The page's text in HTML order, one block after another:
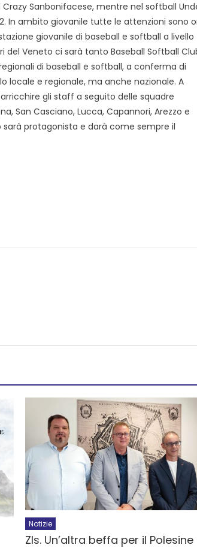
Sanbonifacese, mentre nel softball
In ambito giovanile tutte le attenzioni sono
giovanile di baseball e softball a livello
del Veneto ci sarà tanto Baseball Softball
di baseball e softball, a conferma di
locale e regionale, ma anche nazionale. A
gli staff a seguito delle squadre
San Casciano, Lucca, Capannori, Arezzo e
sarà protagonista e darà come sempre il
Notizie
Zls. Un’altra beffa per il Polesine